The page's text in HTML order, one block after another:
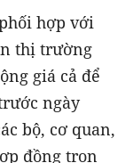
hợp với
thị trường
giá cả để
ngày
bộ, cơ quan,
đồng trọn